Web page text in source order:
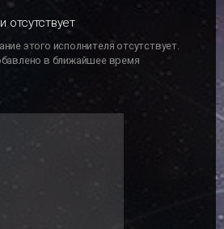
отсутствует
этого исполнителя отсутствует.
в ближайшее время